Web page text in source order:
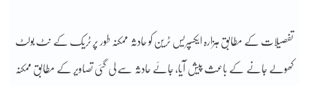
تفصیلات کے مطابق ہزارہ ایکسپریس ٹرین کو حادثہ ممکنہ طور پر ٹریک کے نٹ بولٹ
کھولے جانے کے باعث پیش آیا، جائے حادثہ سے لی گئی تصاویر کے مطابق ممکنہ